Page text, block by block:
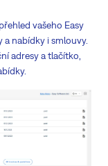
vašeho Easy
nabídky i smlouvy.
adresy a tlačítko,